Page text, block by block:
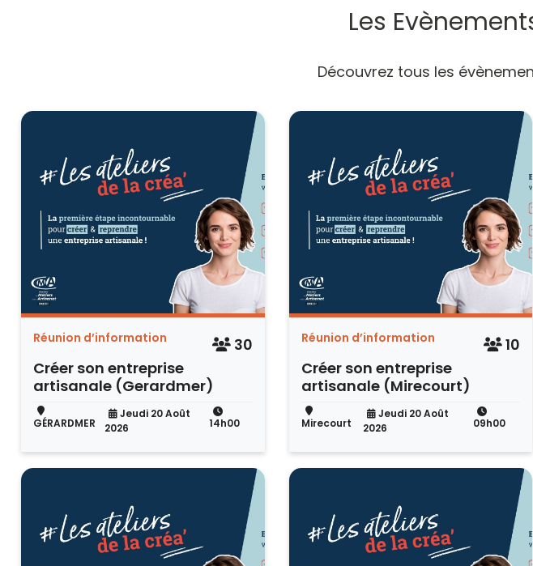
Les
Découvrez tous les
Réunion d’information
30
Créer son entreprise
artisanale (Gerardmer)
GÉRARDMER
Jeudi 20 Août
2026
14h00
Réunion d’information
10
Créer son entreprise
artisanale (Mirecourt)
Mirecourt
Jeudi 20 Août
2026
09h00